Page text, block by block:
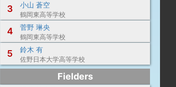
0 3.75
3.75
打撃結果
3 小山 蒼空
鶴岡東高等学校
4 菅野 琳央
鶴岡東高等学校
5 鈴木 有
佐野日本大学高等学校
Fielders